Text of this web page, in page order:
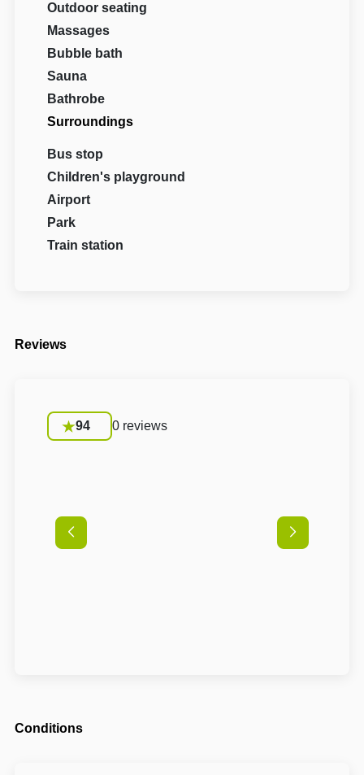
Outdoor seating
Massages
Bubble bath
Sauna
Bathrobe
Surroundings
Bus stop
Children's playground
Airport
Park
Train station
Reviews
94 0 reviews
Conditions